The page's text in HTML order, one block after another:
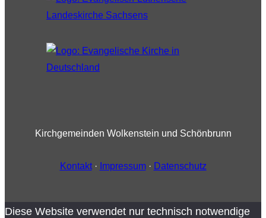
Kirchgemeinden Wolkenstein und Schönbrunn
Kontakt· Impressum· Datenschutz
Diese Website verwendet nur technisch notwendige